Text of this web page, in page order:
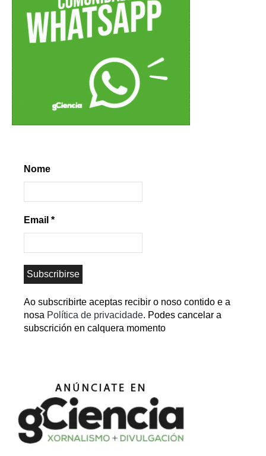
Nome
Email *
Ao subscribirte aceptas recibir o noso contido e a
nosa Política de privacidade. Podes cancelar a
subscrición en calquera momento